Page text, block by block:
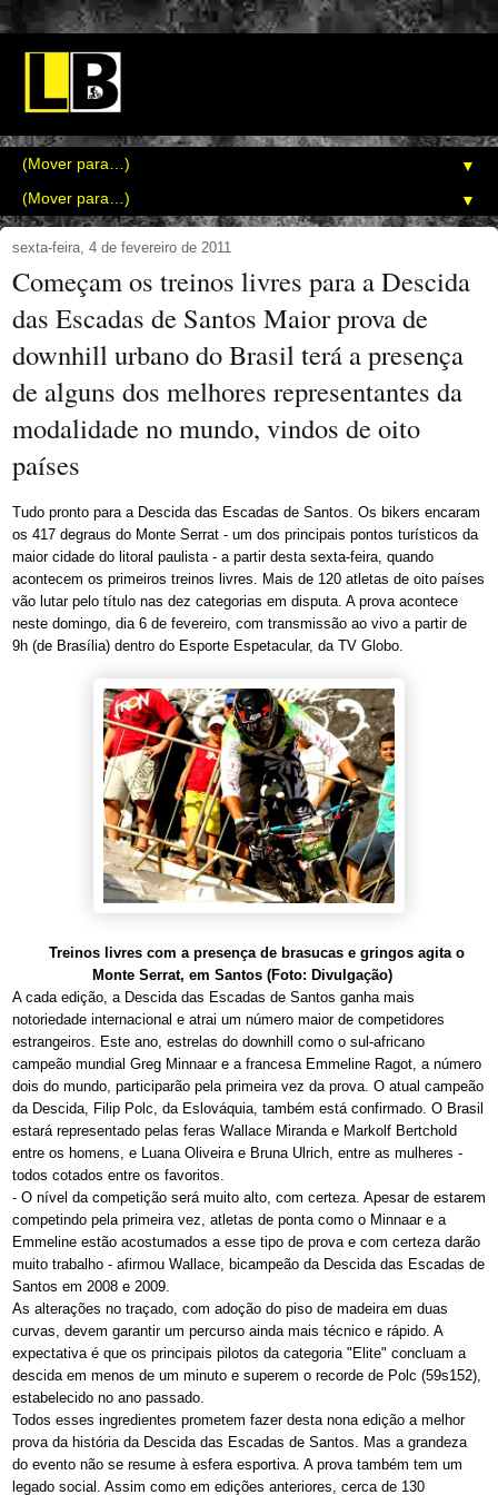
▼
▼
sexta-feira, 4 de fevereiro de 2011
Começam os treinos livres para a Descida
das Escadas de Santos Maior prova de
downhill urbano do Brasil terá a presença
de alguns dos melhores representantes da
modalidade no mundo, vindos de oito
países
Tudo pronto para a Descida das Escadas de Santos. Os bikers encaram
os 417 degraus do Monte Serrat - um dos principais pontos turísticos da
maior cidade do litoral paulista - a partir desta sexta-feira, quando
acontecem os primeiros treinos livres. Mais de 120 atletas de oito países
vão lutar pelo título nas dez categorias em disputa. A prova acontece
neste domingo, dia 6 de fevereiro, com transmissão ao vivo a partir de
9h (de Brasília) dentro do Esporte Espetacular, da TV Globo.
Treinos livres com a presença de brasucas e gringos agita o
Monte Serrat, em Santos (Foto: Divulgação)
A cada edição, a Descida das Escadas de Santos ganha mais
notoriedade internacional e atrai um número maior de competidores
estrangeiros. Este ano, estrelas do downhill como o sul-africano
campeão mundial Greg Minnaar e a francesa Emmeline Ragot, a número
dois do mundo, participarão pela primeira vez da prova. O atual campeão
da Descida, Filip Polc, da Eslováquia, também está confirmado. O Brasil
estará representado pelas feras Wallace Miranda e Markolf Bertchold
entre os homens, e Luana Oliveira e Bruna Ulrich, entre as mulheres -
todos cotados entre os favoritos.
- O nível da competição será muito alto, com certeza. Apesar de estarem
competindo pela primeira vez, atletas de ponta como o Minnaar e a
Emmeline estão acostumados a esse tipo de prova e com certeza darão
muito trabalho - afirmou Wallace, bicampeão da Descida das Escadas de
Santos em 2008 e 2009.
As alterações no traçado, com adoção do piso de madeira em duas
curvas, devem garantir um percurso ainda mais técnico e rápido. A
expectativa é que os principais pilotos da categoria "Elite" concluam a
descida em menos de um minuto e superem o recorde de Polc (59s152),
estabelecido no ano passado.
Todos esses ingredientes prometem fazer desta nona edição a melhor
prova da história da Descida das Escadas de Santos. Mas a grandeza
do evento não se resume à esfera esportiva. A prova também tem um
legado social. Assim como em edições anteriores, cerca de 130